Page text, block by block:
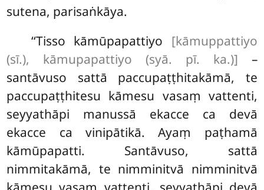
sutena, parisaṅkāya.
‘‘Tisso kāmūpapattiyo [kāmuppattiyo
(sī.), kāmupapattiyo (syā. pī. ka.)] –
santāvuso sattā paccupaṭṭhitakāmā, te
paccupaṭṭhitesu kāmesu vasaṃ vattenti,
seyyathāpi manussā ekacce ca devā
ekacce ca vinipātikā. Ayaṃ paṭhamā
kāmūpapatti. Santāvuso, sattā
nimmitakāmā, te nimminitvā nimminitvā